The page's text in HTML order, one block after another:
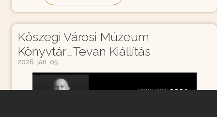
Kőszegi Városi Múzeum
Könyvtár_Tevan Kiállítás
2026. jan. 05.